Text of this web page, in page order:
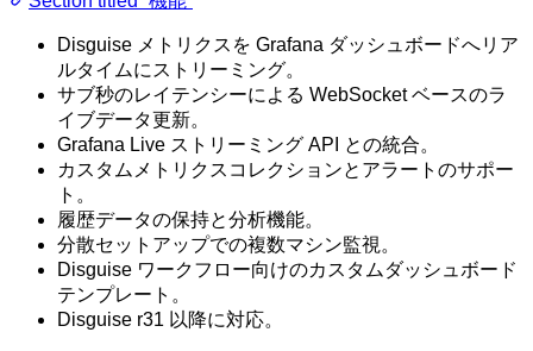
Disguise メトリクスを Grafana ダッシュボードへリア
ルタイムにストリーミング。
サブ秒のレイテンシーによる WebSocket ベースのラ
イブデータ更新。
Grafana Live ストリーミング API との統合。
カスタムメトリクスコレクションとアラートのサポー
ト。
履歴データの保持と分析機能。
分散セットアップでの複数マシン監視。
Disguise ワークフロー向けのカスタムダッシュボード
テンプレート。
Disguise r31 以降に対応。